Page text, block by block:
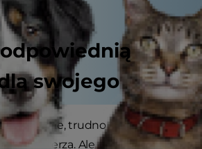
swojego
proszenie, trudno oprzeć się,
z talerza. Ale czy wiesz, że